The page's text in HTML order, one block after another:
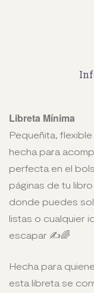
Libreta Mínima
Pequeñita,
hecha para
perfecta en el
páginas de tu
donde puedes
listas o cualquier
escapar ✍️🌈
Hecha para
esta libreta se